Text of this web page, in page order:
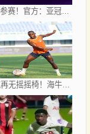
海港国安申花参赛！官方：亚冠精英和亚冠二抽签仪式8月18日进行